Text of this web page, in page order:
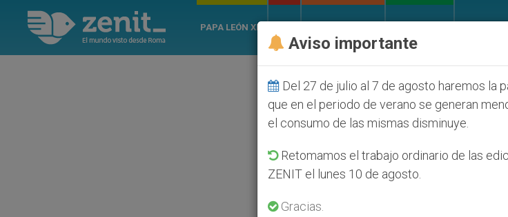
PAPA LEÓN XIV
Aviso importante
Del 27 de julio al 7 de agosto haremos la
que en el periodo de verano se generan
el consumo de las mismas disminuye.
Retomamos el trabajo ordinario de las
ZENIT el lunes 10 de agosto.
Gracias.